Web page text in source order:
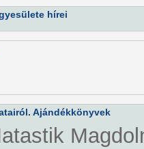
hírei
Ajándékkönyvek